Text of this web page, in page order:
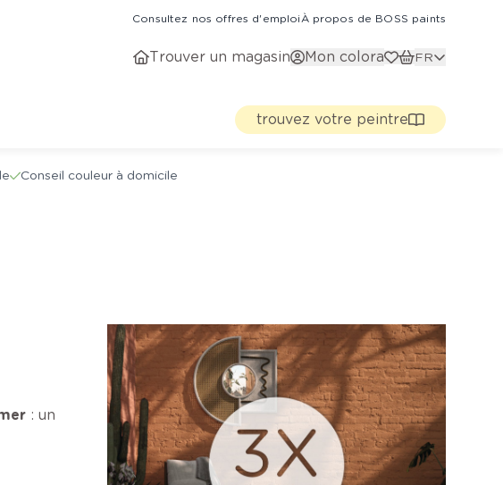
Consultez nos offres d'emploiÀ propos de BOSS paints
Trouver un magasin Mon colora FR
trouvez votre peintre
Conseil couleur à domicile
: un